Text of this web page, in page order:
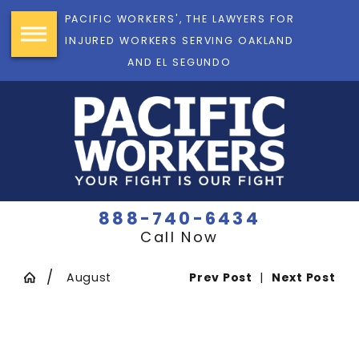
PACIFIC WORKERS', THE LAWYERS FOR
INJURED WORKERS SERVING OAKLAND
AND EL SEGUNDO
888-740-6434
Call Now
August Prev Post | Next Post